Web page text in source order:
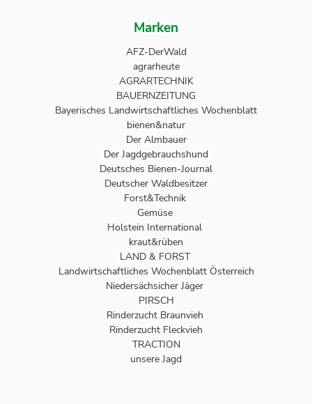
Marken
AFZ-DerWald
agrarheute
AGRARTECHNIK
BAUERNZEITUNG
Bayerisches Landwirtschaftliches Wochenblatt
bienen&natur
Der Almbauer
Der Jagdgebrauchshund
Deutsches Bienen-Journal
Deutscher Waldbesitzer
Forst&Technik
Gemüse
Holstein International
kraut&rüben
LAND & FORST
Landwirtschaftliches Wochenblatt Österreich
Niedersächsicher Jäger
PIRSCH
Rinderzucht Braunvieh
Rinderzucht Fleckvieh
TRACTION
unsere Jagd